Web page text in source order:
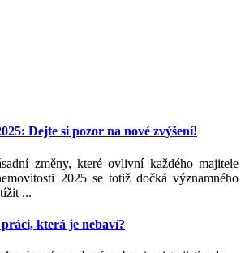
Dejte si pozor na nové zvýšení!
změny, které ovlivní každého majitele
2025 se totiž dočká významného
...
která je nebaví?